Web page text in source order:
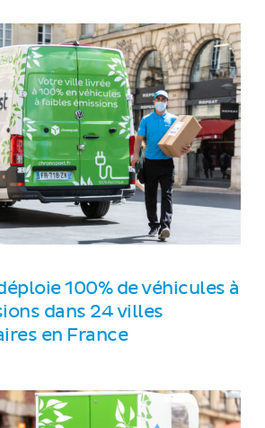
100% de véhicules à
dans 24 villes
en France